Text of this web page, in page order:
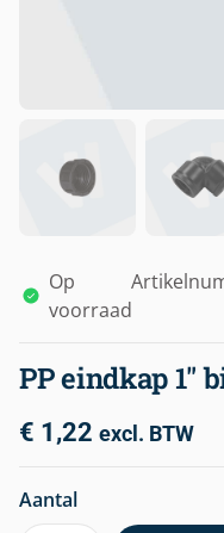
Op
voorraad
PP eindkap 1″
€ 1,22 excl. BTW
Aantal